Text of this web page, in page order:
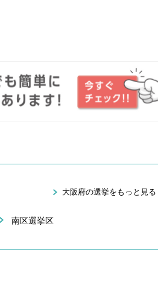
大阪府の選挙をもっと見る
南区選挙区